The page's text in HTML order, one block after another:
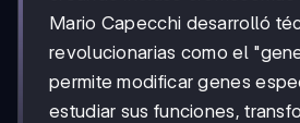
Mario Capecchi desarrolló
revolucionarias como el
permite modificar genes
estudiar sus funciones,